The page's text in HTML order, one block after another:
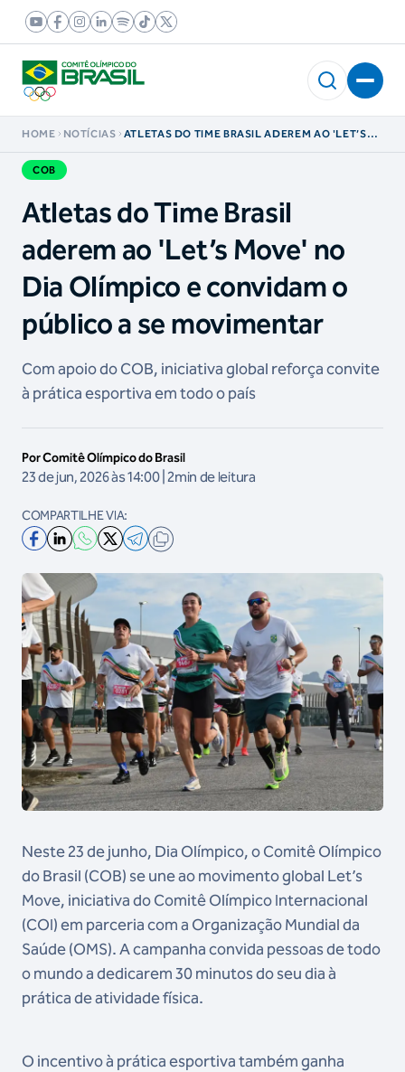
HOME NOTÍCIAS
ATLETAS DO TIME BRASIL ADEREM AO 'LET’S
COB
Atletas do Time Brasil
aderem ao 'Let’s Move' no
Dia Olímpico e convidam o
público a se movimentar
Com apoio do COB, iniciativa global reforça convite
à prática esportiva em todo o país
Por Comitê Olímpico do Brasil
23 de jun, 2026 às 14:00 | 2min de leitura
COMPARTILHE VIA:
Neste 23 de junho, Dia Olímpico, o Comitê Olímpico
do Brasil (COB) se une ao movimento global Let’s
Move, iniciativa do Comitê Olímpico Internacional
(COI) em parceria com a Organização Mundial da
Saúde (OMS). A campanha convida pessoas de todo
o mundo a dedicarem 30 minutos do seu dia à
prática de atividade física.
O incentivo à prática esportiva também ganha